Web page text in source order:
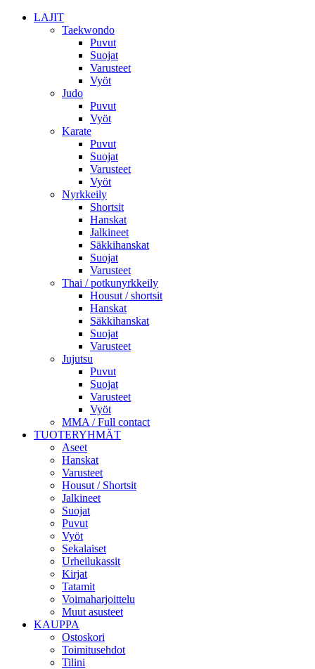
LAJIT
Taekwondo
Puvut
Suojat
Varusteet
Vyöt
Judo
Puvut
Vyöt
Karate
Puvut
Suojat
Varusteet
Vyöt
Nyrkkeily
Shortsit
Hanskat
Jalkineet
Säkkihanskat
Suojat
Varusteet
Thai / potkunyrkkeily
Housut / shortsit
Hanskat
Säkkihanskat
Suojat
Varusteet
Jujutsu
Puvut
Suojat
Varusteet
Vyöt
MMA / Full contact
TUOTERYHMÄT
Aseet
Hanskat
Varusteet
Housut / Shortsit
Jalkineet
Suojat
Puvut
Vyöt
Sekalaiset
Urheilukassit
Kirjat
Tatamit
Voimaharjoittelu
Muut asusteet
KAUPPA
Ostoskori
Toimitusehdot
Tilini